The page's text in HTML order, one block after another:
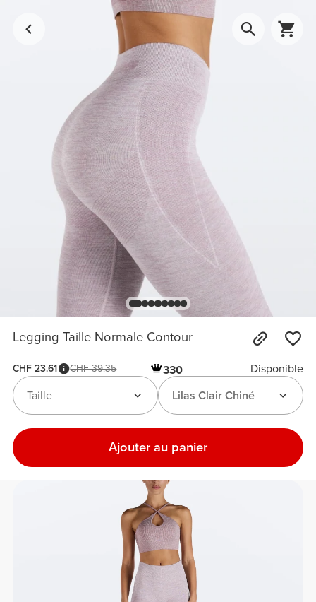
Legging Taille Normale Contour
CHF 23.61 CHF 39.35 330
Disponible
Lilas Clair Chiné
Taille
Ajouter au panier